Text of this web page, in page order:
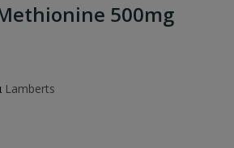
500mg
Lamberts